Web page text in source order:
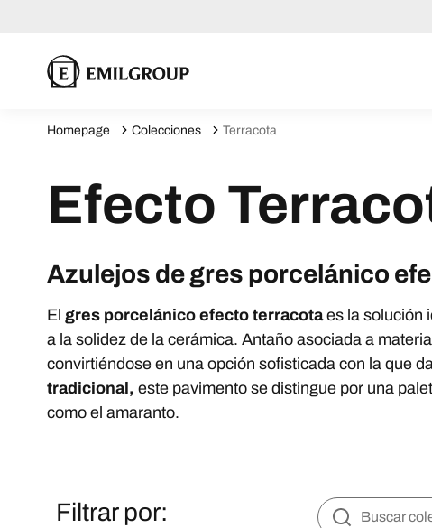
Homepage Colecciones Terracota
Efecto
Azulejos de gres porcelánico
El gres porcelánico efecto terracotaes la solución
a la solidez de la cerámica. Antaño asociada a
convirtiéndose en una opción sofisticada con la que
tradicional, este pavimento se distingue por una
como el amaranto.
Filtrar por: